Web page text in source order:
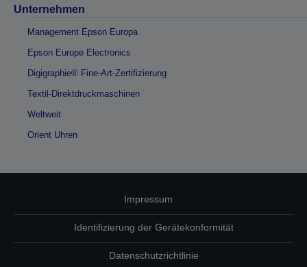
Unternehmen
Management Epson Europa
Epson Europe Electronics
Digigraphie® Fine-Art-Zertifizierung
Textil-Direktdruckmaschinen
Weltweit
Orient Uhren
Impressum
Identifizierung der Gerätekonformität
Datenschutzrichtlinie